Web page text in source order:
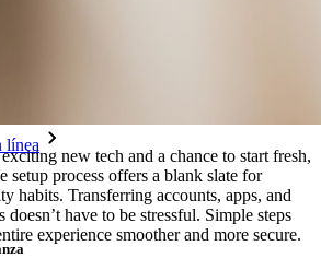
línea
new tech and a chance to start fresh,
setup process offers a blank slate for
habits. Transferring accounts, apps, and
doesn’t have to be stressful. Simple steps
experience smoother and more secure.